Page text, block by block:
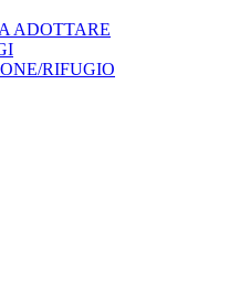
ADOTTARE
RIFUGIO